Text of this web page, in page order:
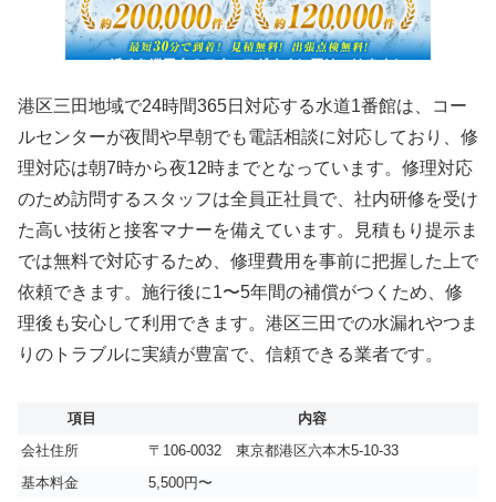
港区三田地域で24時間365日対応する水道1番館は、コー
ルセンターが夜間や早朝でも電話相談に対応しており、修
理対応は朝7時から夜12時までとなっています。修理対応
のため訪問するスタッフは全員正社員で、社内研修を受け
た高い技術と接客マナーを備えています。見積もり提示ま
では無料で対応するため、修理費用を事前に把握した上で
依頼できます。施行後に1〜5年間の補償がつくため、修
理後も安心して利用できます。港区三田での水漏れやつま
りのトラブルに実績が豊富で、信頼できる業者です。
項目
内容
会社住所
〒106-0032 東京都港区六本木5-10-33
基本料金
5,500円〜